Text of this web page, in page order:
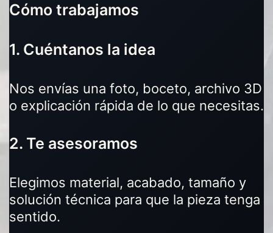
Cómo trabajamos
1. Cuéntanos la idea
Nos envías una foto, boceto, archivo 3D
o explicación rápida de lo que necesitas.
2. Te asesoramos
Elegimos material, acabado, tamaño y
solución técnica para que la pieza tenga
sentido.